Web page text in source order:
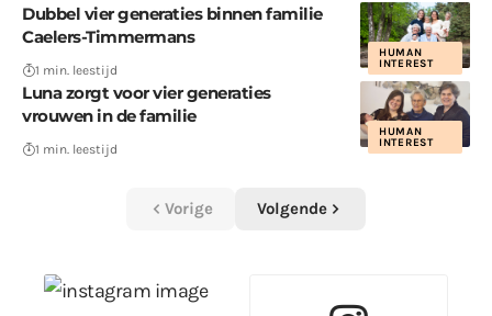
HUMAN
INTEREST
Dubbel vier generaties binnen familie
Caelers-Timmermans
1 min. leestijd
HUMAN
INTEREST
Luna zorgt voor vier generaties
vrouwen in de familie
1 min. leestijd
Vorige Volgende